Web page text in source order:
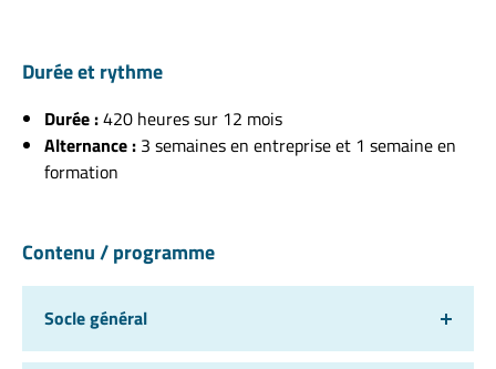
Durée et rythme
Durée :420 heures sur 12 mois
Alternance : 3 semaines en entreprise et 1 semaine en
formation
Contenu / programme
Socle général